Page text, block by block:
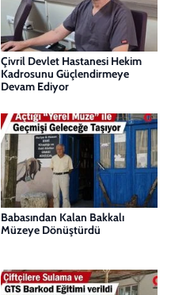
Çivril Devlet Hastanesi Hekim
Kadrosunu Güçlendirmeye
Devam Ediyor
Babasından Kalan Bakkalı
Müzeye Dönüştürdü